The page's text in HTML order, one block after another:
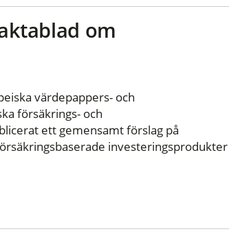
om
värdepappers- och
försäkrings- och
ett gemensamt förslag på
investeringsprodukter